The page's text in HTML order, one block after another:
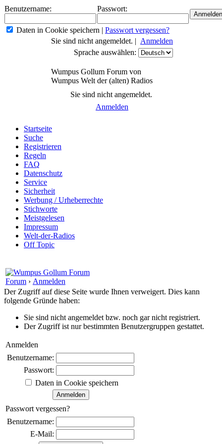
Benutzername: Passwort:
Daten in Cookie speichern | Passwort vergessen?
Sie sind nicht angemeldet. | Anmelden
Sprache auswählen:
Wumpus Gollum Forum von
Wumpus Welt der (alten) Radios
Sie sind nicht angemeldet.
Anmelden
Startseite
Suche
Registrieren
Regeln
FAQ
Datenschutz
Service
Sicherheit
Werbung / Urheberrechte
Stichworte
Meistgelesen
Impressum
Welt-der-Radios
Off Topic
Forum › Anmelden
Der Zugriff auf diese Seite wurde Ihnen verweigert. Dies kann
folgende Gründe haben:
Sie sind nicht angemeldet bzw. noch gar nicht registriert.
Der Zugriff ist nur bestimmten Benutzergruppen gestattet.
Anmelden
Benutzername:
Passwort:
Daten in Cookie speichern
Passwort vergessen?
Benutzername:
E-Mail: